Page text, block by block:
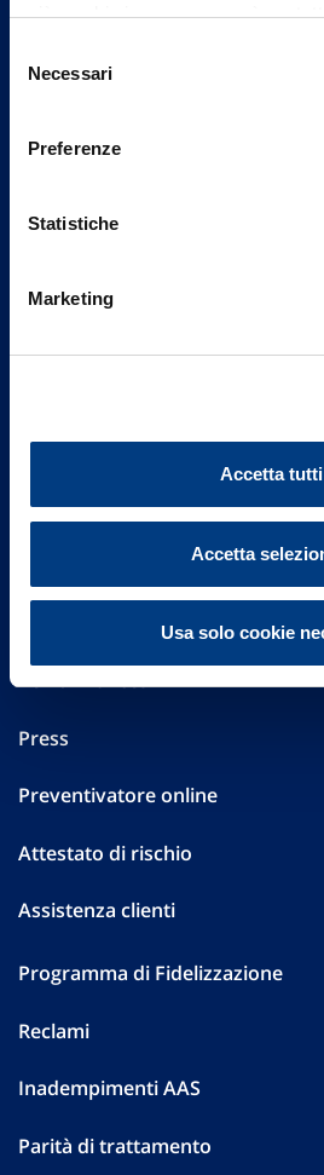
più su chi siamo, come può
può trovare nel footer del sito nella
delNecessari
Preferenze
Statistiche
Marketing
Accetta tutti
Accetta
Usa solo cookie
20149 Milano
Governance
Investor Relations
Performances
Press
Preventivatore online
Attestato di rischio
Assistenza clienti
Programma di Fidelizzazione
Reclami
Inadempimenti AAS
Parità di trattamento